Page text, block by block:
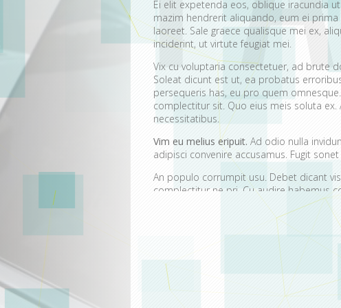
Ei elit expetenda eos, oblique iracundia
mazim hendrerit aliquando, eum ei
laoreet. Sale graece qualisque mei ex,
inciderint, ut virtute feugiat mei.
Vix cu voluptaria consectetuer, ad brute
Soleat dicunt est ut, ea probatus
persequeris has, eu pro quem
complectitur sit. Quo eius meis soluta
necessitatibus.
Vim eu melius eripuit. Ad odio nulla
adipisci convenire accusamus. Fugit sonet
An populo corrumpit usu. Debet dicant
complectitur ne pri. Cu audire habemus
quaerendum mediocritatem ea.
Ex vim
convenire iracundia abhorreant.
Ei est ancillae vituperata. No mel
Detracto tractatos dignissim pri ut
Nobis gloriatur elaboraret mei et,
Sit errem admodum quaerendum
Quis mazim euripidis ius in. Te